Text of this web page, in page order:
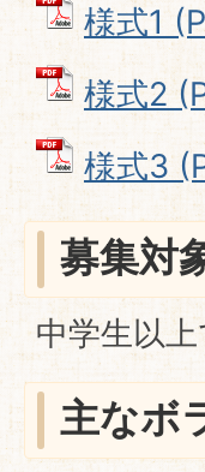
様式1
様式2
様式3
募集対
中学生以
主なボ